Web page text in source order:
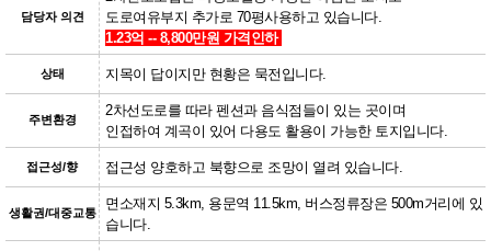
담당자 의견
도로여유부지 추가로 70평사용하고 있습니다.
1.23억 -- 8,800만원 가격인하
상태 지목이 답이지만 현황은 묵전입니다.
주변환경
2차선도로를 따라 펜션과 음식점들이 있는 곳이며
인접하여 계곡이 있어 다용도 활용이 가능한 토지입니다.
접근성/향 접근성 양호하고 북향으로 조망이 열려 있습니다.
생활권/대중교통
면소재지 5.3km, 용문역 11.5km, 버스정류장은 500m거리에 있
습니다.